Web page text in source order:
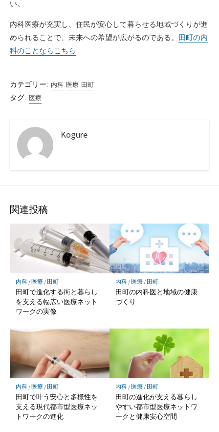
い。
内科医療が充実し、住民が安心して暮らせる地域づくりが進
められることで、未来への希望が広がるのである。 田町の内
科のことならこちら
カテゴリー: 内科 医療 田町
タグ: 医療
Kogure
関連投稿
内科/医療/ 田町
田町で進化する街と暮らし
を支える幅広い医療ネット
ワークの実像
内科/医療/ 田町
田町の内科医と地域の健康
づくり
内科/医療/ 田町
田町で叶う安心と多様性を
支える現代都市型医療ネッ
トワークの進化
内科/医療/ 田町
田町の進化が支える暮らし
やすい都市型医療ネットワ
ークと健康安心空間